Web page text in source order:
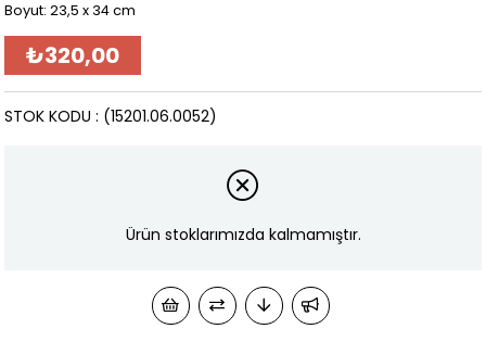
Boyut: 23,5 x 34 cm
₺320,00
(15201.06.0052)
STOK KODU
Ürün stoklarımızda kalmamıştır.